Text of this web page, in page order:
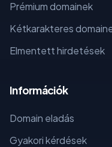
Prémium domainek
Kétkarakteres
Elmentett hirdetések
Információk
Domain eladás
Gyakori kérdések